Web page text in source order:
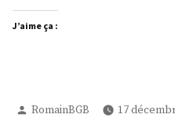
J’aime ça :
Publié
RomainBGB 17